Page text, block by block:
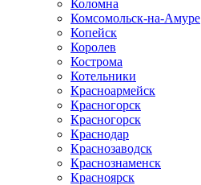
Коломна
Комсомольск-на-Амуре
Копейск
Королев
Кострома
Котельники
Красноармейск
Красногорск
Красногорск
Краснодар
Краснозаводск
Краснознаменск
Красноярск